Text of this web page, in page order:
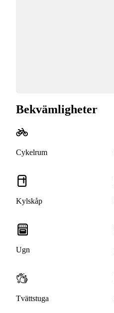
Bekvämligheter
Cykelrum
Kylskåp
Ugn
Tvättstuga